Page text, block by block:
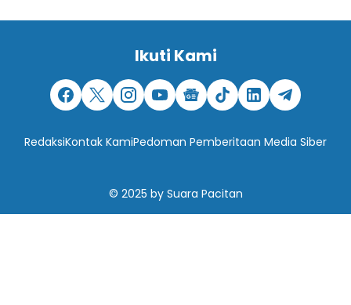
Ikuti Kami
RedaksiKontak KamiPedoman Pemberitaan Media Siber
© 2025 by Suara Pacitan